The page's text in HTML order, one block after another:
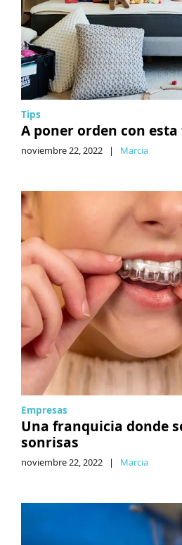
Tips
A poner orden con
noviembre 22, 2022 | Marcia
Empresas
Una franquicia donde
sonrisas
noviembre 22, 2022 | Marcia